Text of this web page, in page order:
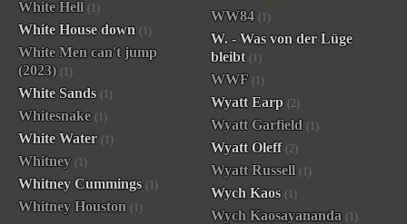
White Hell (1)
White House down (1)
White Men can't jump
(2023) (1)
White Sands (1)
Whitesnake (1)
White Water (1)
Whitney (1)
Whitney Cummings (1)
Whitney Houston (1)
WW84 (1)
W. - Was von der Lüge
bleibt (1)
WWF (1)
Wyatt Earp (2)
Wyatt Garfield (1)
Wyatt Oleff (2)
Wyatt Russell (1)
Wych Kaos (1)
Wych Kaosayananda (1)